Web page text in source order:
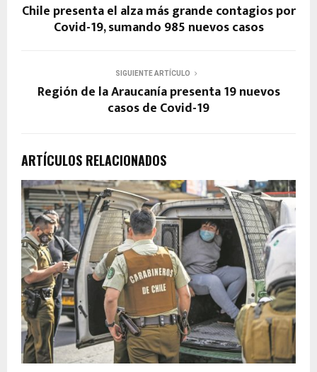
Chile presenta el alza más grande contagios por
Covid-19, sumando 985 nuevos casos
SIGUIENTE ARTÍCULO
Región de la Araucanía presenta 19 nuevos
casos de Covid-19
ARTÍCULOS RELACIONADOS